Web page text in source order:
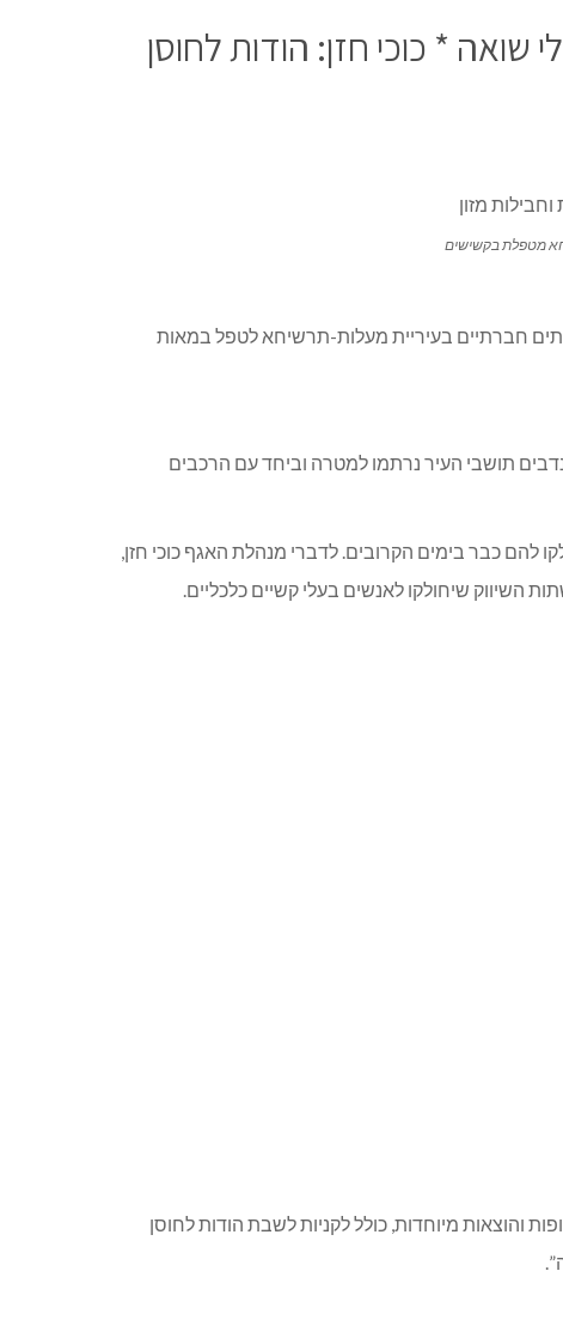
חמות לקשישים, 450 חבילות לניצולי שואה * כוכי חזן: הודות לחוסן
מטפלת בקשישים
חברתיים בעיריית מעלות-תרשיחא לטפל במאות
הקשישים. עשרות המתנדבים תושבי העיר נרתמו למטרה וביחד עם הרכבים
מעמותת ברכת מרגלית, שיחולקו להם כבר בימים הקרובים. לדברי מנהלת האגף כוכי חזן,
השיווק שיחולקו לאנשים בעלי קשיים כלכליים.
והוצאות מיוחדות, כולל לקניות לשבת הודות לחוסן